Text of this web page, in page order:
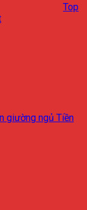
Top
giường ngủ Tiền